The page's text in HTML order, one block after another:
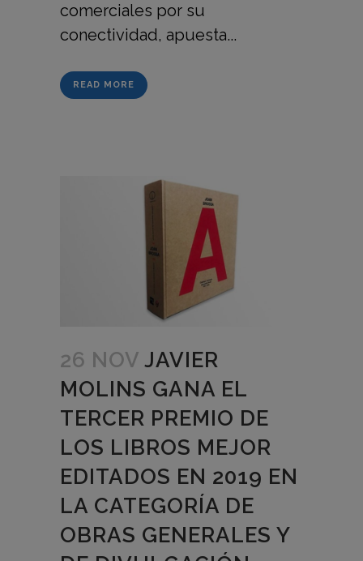
comerciales por su
conectividad, apuesta...
READ MORE
26 NOV JAVIER
MOLINS GANA EL
TERCER PREMIO DE
LOS LIBROS MEJOR
EDITADOS EN 2019 EN
LA CATEGORÍA DE
OBRAS GENERALES Y